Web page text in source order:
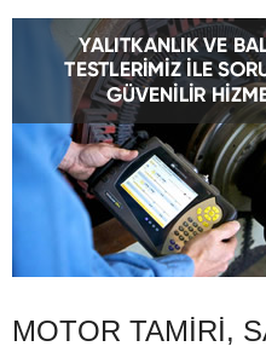
MOTOR TAMIRI,